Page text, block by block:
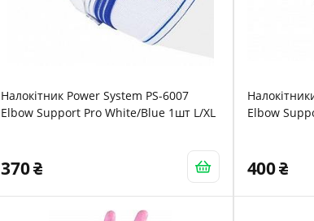
Налокітник Power System PS-6007
Elbow Support Pro White/Blue 1шт L/XL
370
Elbow
400